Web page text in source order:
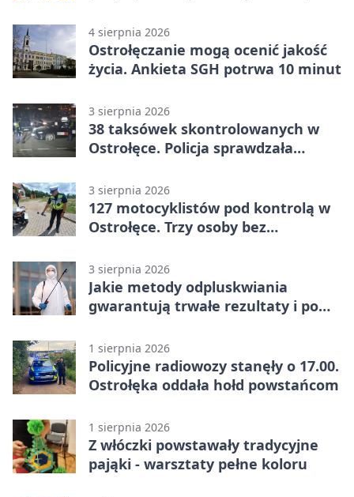
4 sierpnia 2026
Ostrołęczanie mogą ocenić jakość
życia. Ankieta SGH potrwa 10 minut
3 sierpnia 2026
38 taksówek skontrolowanych w
Ostrołęce. Policja sprawdzała
3 sierpnia 2026
127 motocyklistów pod kontrolą w
Ostrołęce. Trzy osoby bez
3 sierpnia 2026
Jakie metody odpluskwiania
gwarantują trwałe rezultaty i po
wykonawcę?
1 sierpnia 2026
Policyjne radiowozy stanęły o 17.00.
Ostrołęka oddała hołd powstańcom
1 sierpnia 2026
Z włóczki powstawały tradycyjne
pająki - warsztaty pełne koloru